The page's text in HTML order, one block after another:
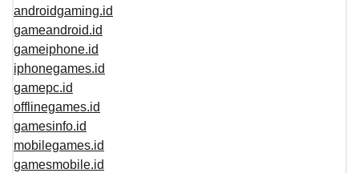
androidgaming.id
gameandroid.id
gameiphone.id
iphonegames.id
gamepc.id
offlinegames.id
gamesinfo.id
mobilegames.id
gamesmobile.id